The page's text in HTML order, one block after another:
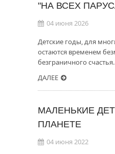
"НА ВСЕХ
04 июня 2026
Детские годы, для
остаются временем
безграничного счастья.
ДАЛЕЕ
МАЛЕНЬКИЕ
ПЛАНЕТЕ
04 июня 2022